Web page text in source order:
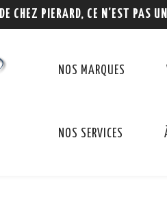
CHEZ PIERARD, CE N'EST PAS
NOS MARQUES
NOS SERVICES